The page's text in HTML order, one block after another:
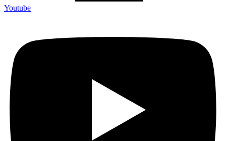
Youtube